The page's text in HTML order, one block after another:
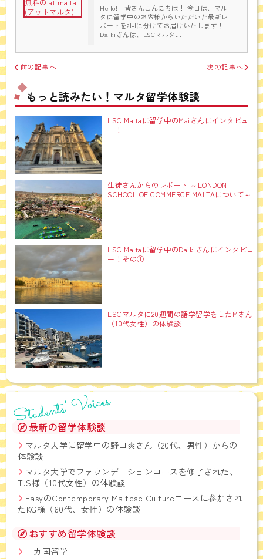
Hello! 皆さんこんにちは！ 今日は、マル
タに留学中のお客様からいただいた最新レ
ポートを2回に分けてお届けいたします！
Daikiさんは、LSCマルタ...
前の記事へ 次の記事へ
もっと読みたい！マルタ留学体験談
LSC Maltaに留学中のMaiさんにインタビュ
ー！
生徒さんからのレポート ～LONDON
SCHOOL OF COMMERCE MALTAについて～
LSC Maltaに留学中のDaikiさんにインタビュ
ー！その①
LSCマルタに20週間の語学留学をしたMさん
（10代女性）の体験談
Students' Voices
最新の留学体験談
マルタ大学に留学中の野口爽さん（20代、男性）からの
体験談
マルタ大学でファウンデーションコースを修了された、
T.S様（10代女性）の体験談
EasyのContemporary Maltese Cultureコースに参加され
たKG様（60代、女性）の体験談
おすすめ留学体験談
二カ国留学